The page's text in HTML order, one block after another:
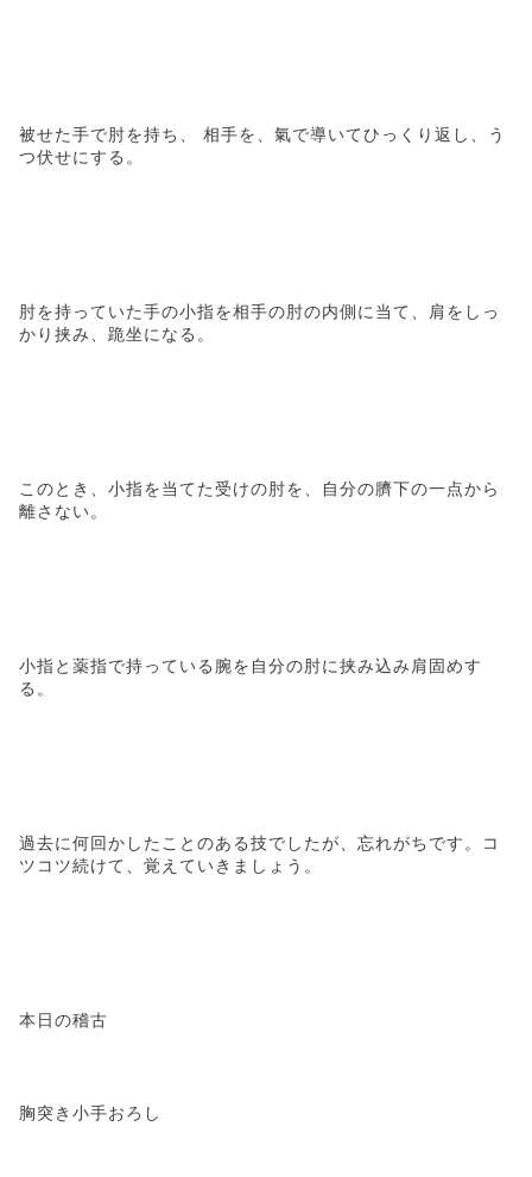
被せた手で肘を持ち、 相手を、氣で導いてひっくり返し、う
つ伏せにする。
肘を持っていた手の小指を相手の肘の内側に当て、肩をしっ
かり挟み、跪坐になる。
このとき、小指を当てた受けの肘を、自分の臍下の一点から
離さない。
小指と薬指で持っている腕を自分の肘に挟み込み肩固めす
る。
過去に何回かしたことのある技でしたが、忘れがちです。コ
ツコツ続けて、覚えていきましょう。
本日の稽古
胸突き小手おろし